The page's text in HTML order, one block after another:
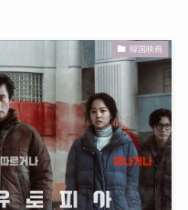
韓国映画